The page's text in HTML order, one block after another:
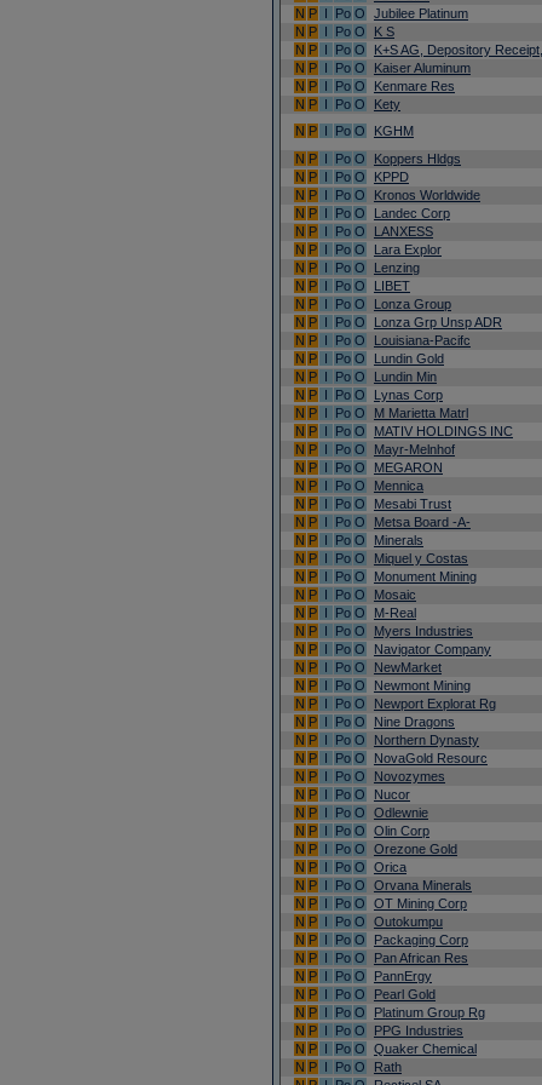
N P I Po O
Jubilee Platinum
N P I Po O
K S
N P I Po O
K+S AG, Depository
N P I Po O
Kaiser Aluminum
N P I Po O
Kenmare Res
N P I Po O
Kety
N P I Po O
KGHM
N P I Po O
Koppers Hldgs
N P I Po O
KPPD
N P I Po O
Kronos Worldwide
N P I Po O
Landec Corp
N P I Po O
LANXESS
N P I Po O
Lara Explor
N P I Po O
Lenzing
N P I Po O
LIBET
N P I Po O
Lonza Group
N P I Po O
Lonza Grp Unsp ADR
N P I Po O
Louisiana-Pacifc
N P I Po O
Lundin Gold
N P I Po O
Lundin Min
N P I Po O
Lynas Corp
N P I Po O
M Marietta Matrl
N P I Po O
MATIV HOLDINGS INC
N P I Po O
Mayr-Melnhof
N P I Po O
MEGARON
N P I Po O
Mennica
N P I Po O
Mesabi Trust
N P I Po O
Metsa Board -A-
N P I Po O
Minerals
N P I Po O
Miquel y Costas
N P I Po O
Monument Mining
N P I Po O
Mosaic
N P I Po O
M-Real
N P I Po O
Myers Industries
N P I Po O
Navigator Company
N P I Po O
NewMarket
N P I Po O
Newmont Mining
N P I Po O
Newport Explorat Rg
N P I Po O
Nine Dragons
N P I Po O
Northern Dynasty
N P I Po O
NovaGold Resourc
N P I Po O
Novozymes
N P I Po O
Nucor
N P I Po O
Odlewnie
N P I Po O
Olin Corp
N P I Po O
Orezone Gold
N P I Po O
Orica
N P I Po O
Orvana Minerals
N P I Po O
OT Mining Corp
N P I Po O
Outokumpu
N P I Po O
Packaging Corp
N P I Po O
Pan African Res
N P I Po O
PannErgy
N P I Po O
Pearl Gold
N P I Po O
Platinum Group Rg
N P I Po O
PPG Industries
N P I Po O
Quaker Chemical
N P I Po O
Rath